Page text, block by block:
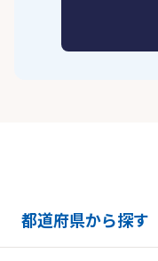
都道府県から探す